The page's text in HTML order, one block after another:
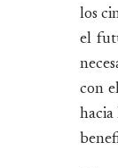
los
el
con